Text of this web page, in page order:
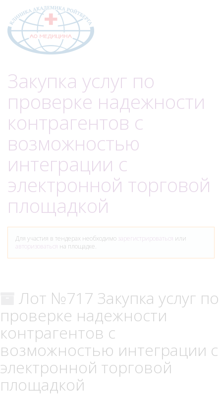
Закупка услуг по
проверке надежности
контрагентов с
возможностью
интеграции с
электронной торговой
площадкой
Для участия в тендерах необходимо зарегистрироваться или
авторизоваться на площадке.
Лот №717 Закупка услуг по
проверке надежности
контрагентов с
возможностью интеграции с
электронной торговой
площадкой